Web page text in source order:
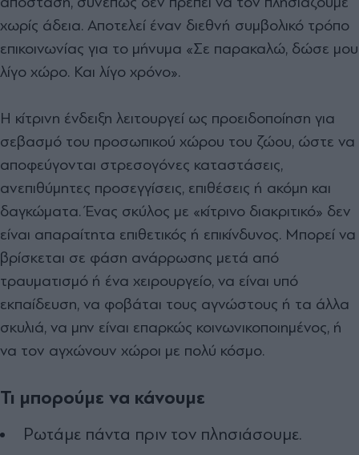
χωρίς άδεια. Αποτελεί έναν διεθνή συμβολικό τρόπο
επικοινωνίας για το μήνυμα «Σε παρακαλώ, δώσε μου
λίγο χώρο. Και λίγο χρόνο».
Η κίτρινη ένδειξη λειτουργεί ως προειδοποίηση για
σεβασμό του προσωπικού χώρου του ζώου, ώστε να
αποφεύγονται στρεσογόνες καταστάσεις,
ανεπιθύμητες προσεγγίσεις, επιθέσεις ή ακόμη και
δαγκώματα. Ένας σκύλος με «κίτρινο διακριτικό» δεν
είναι απαραίτητα επιθετικός ή επικίνδυνος. Μπορεί να
βρίσκεται σε φάση ανάρρωσης μετά από
τραυματισμό ή ένα χειρουργείο, να είναι υπό
εκπαίδευση, να φοβάται τους αγνώστους ή τα άλλα
σκυλιά, να μην είναι επαρκώς κοινωνικοποιημένος, ή
να τον αγχώνουν χώροι με πολύ κόσμο.
Τι μπορούμε να κάνουμε
Ρωτάμε πάντα πριν τον πλησιάσουμε.